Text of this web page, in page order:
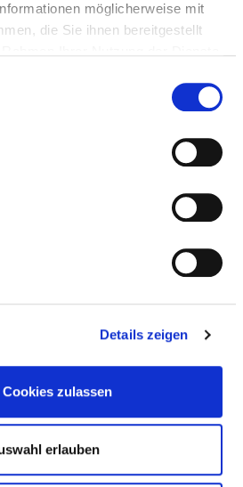
möglicherweise mit
die Sie ihnen bereitgestellt
Details zeigen
Cookies zulassen
erlauben
KLINIK UND
(ZF01)
Intensivmedizin
(ZF26)